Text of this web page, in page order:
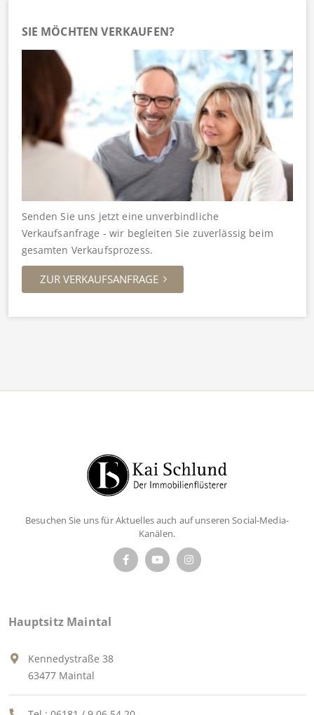
SIE MÖCHTEN VERKAUFEN?
Senden Sie uns jetzt eine unverbindliche
Verkaufsanfrage - wir begleiten Sie zuverlässig beim
gesamten Verkaufsprozess.
ZUR VERKAUFSANFRAGE
Besuchen Sie uns für Aktuelles auch auf unseren Social-Media-
Kanälen.
Hauptsitz Maintal
Kennedystraße 38
63477 Maintal